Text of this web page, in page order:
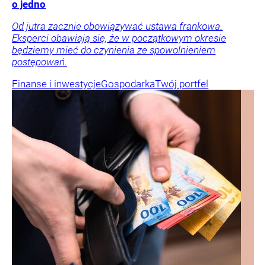
o jedno
Od jutra zacznie obowiązywać ustawa frankowa.
Eksperci obawiają się, że w początkowym okresie
będziemy mieć do czynienia ze spowolnieniem
postępowań.
Finanse i inwestycjeGospodarkaTwój portfel